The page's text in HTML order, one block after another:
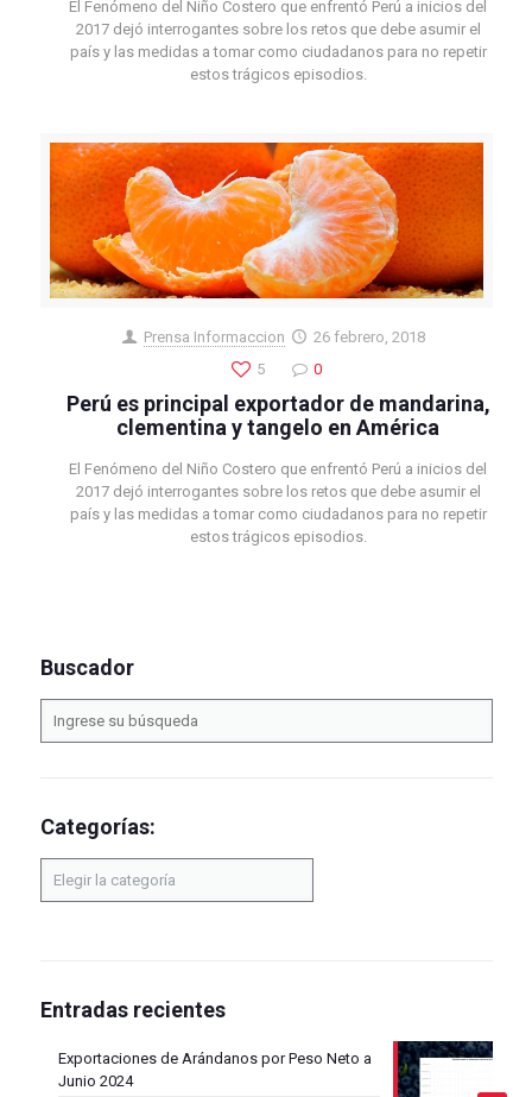
El Fenómeno del Niño Costero que enfrentó Perú a inicios del
2017 dejó interrogantes sobre los retos que debe asumir el
país y las medidas a tomar como ciudadanos para no repetir
estos trágicos episodios.
Prensa Informaccion
26 febrero, 2018
5
0
Perú es principal exportador de mandarina,
clementina y tangelo en América
El Fenómeno del Niño Costero que enfrentó Perú a inicios del
2017 dejó interrogantes sobre los retos que debe asumir el
país y las medidas a tomar como ciudadanos para no repetir
estos trágicos episodios.
Buscador
Categorías:
Entradas recientes
Exportaciones de Arándanos por Peso Neto a
Junio 2024